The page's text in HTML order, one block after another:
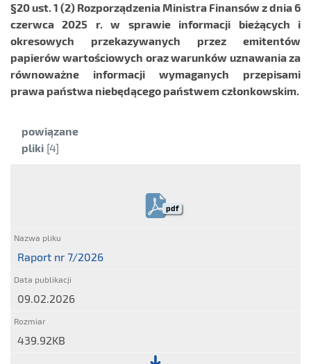
§20 ust. 1 (2) Rozporządzenia Ministra Finansów z dnia 6
czerwca 2025 r. w sprawie informacji bieżących i
okresowych przekazywanych przez emitentów
papierów wartościowych oraz warunków uznawania za
równoważne informacji wymaganych przepisami
prawa państwa niebędącego państwem członkowskim.
Kategoria:
powiązane
pliki [4]
pdf
Raport nr 7/2026
09.02.2026
439.92KB